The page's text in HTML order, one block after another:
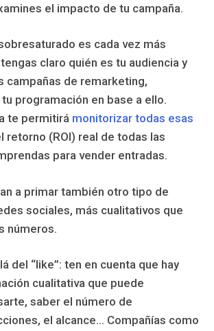
el impacto de tu campaña.
es cada vez más
claro quién es tu audiencia y
campañas de remarketing,
programación en base a ello.
te permitirá monitorizar todas esas
retorno (ROI) real de todas las
para vender entradas.
a primar también otro tipo de
sociales, más cualitativos que
números.
del “like”: ten en cuenta que hay
cualitativa que puede
saber el número de
el alcance… Compañías como